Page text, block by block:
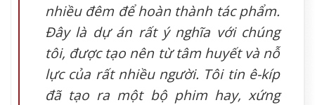
nhiều đêm để hoàn thành tác phẩm.
Đây là dự án rất ý nghĩa với chúng
tôi, được tạo nên từ tâm huyết và nỗ
lực của rất nhiều người. Tôi tin ê-kíp
đã tạo ra một bộ phim hay, xứng